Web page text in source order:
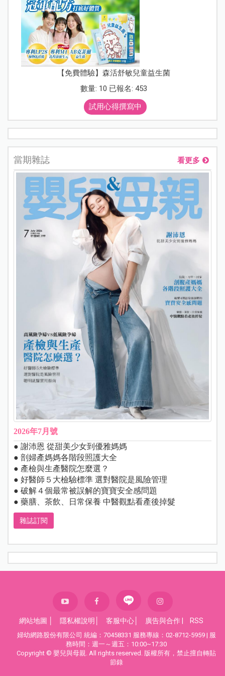
【免費體驗】森活舒敏兒童益生菌
數量: 10 已報名: 453
試用心得撰寫中
當期雜誌 看更多
2026年7月號
● 謝沛恩 從甜美少女到優雅媽媽
● 剖婦產媽媽各階段照護大全
● 產檢與生產醫院怎麼選？
● 好醫師５大檢驗標準 選對醫院是風險管理
● 破解４個最常被誤解的寶寶安全感問題
● 藥膳、茶飲、日常保養 中醫觀點看產後掉髮
雜誌訂閱
網站地圖 隱私權說明 客服中心 廣告與合作 RSS
婦幼網路股份有限公司 統編：70458331 服務專線：02-8712-5959 | 服
務時間：週一～週五：10:00~17:30
Copyright © 嬰兒與母親. All rights reserved. 版權所有，禁止擅自轉貼
節錄